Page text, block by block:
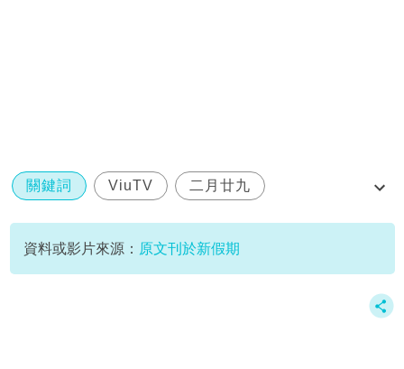
關鍵詞 ViuTV 二月廿九
哪一天我們會紅
岑珈其
資料或影片來源： 原文刊於新假期